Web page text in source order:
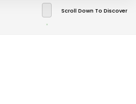
Scroll Down To Discover